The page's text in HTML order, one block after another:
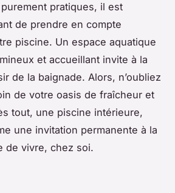
pratiques, il est
de prendre en compte
piscine. Un espace aquatique
et accueillant invite à la
de la baignade. Alors, n’oubliez
de votre oasis de fraîcheur et
tout, une piscine intérieure,
une invitation permanente à la
de vivre, chez soi.